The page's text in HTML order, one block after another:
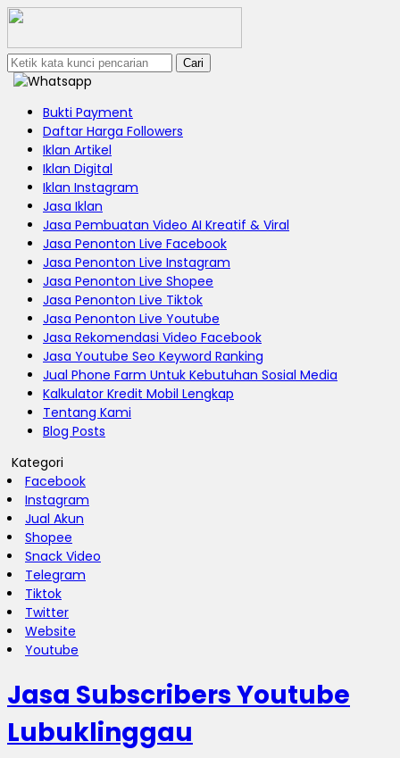
Cari
Bukti Payment
Daftar Harga Followers
Iklan Artikel
Iklan Digital
Iklan Instagram
Jasa Iklan
Jasa Pembuatan Video AI Kreatif & Viral
Jasa Penonton Live Facebook
Jasa Penonton Live Instagram
Jasa Penonton Live Shopee
Jasa Penonton Live Tiktok
Jasa Penonton Live Youtube
Jasa Rekomendasi Video Facebook
Jasa Youtube Seo Keyword Ranking
Jual Phone Farm Untuk Kebutuhan Sosial Media
Kalkulator Kredit Mobil Lengkap
Tentang Kami
Blog Posts
Kategori
Facebook
Instagram
Jual Akun
Shopee
Snack Video
Telegram
Tiktok
Twitter
Website
Youtube
Jasa Subscribers Youtube
Lubuklinggau